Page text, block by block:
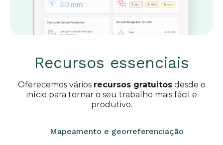
Recursos essenciais
Oferecemos vários recursos gratuitosdesde o
início para tornar o seu trabalho mais fácil e
produtivo.
Mapeamento e georreferenciação